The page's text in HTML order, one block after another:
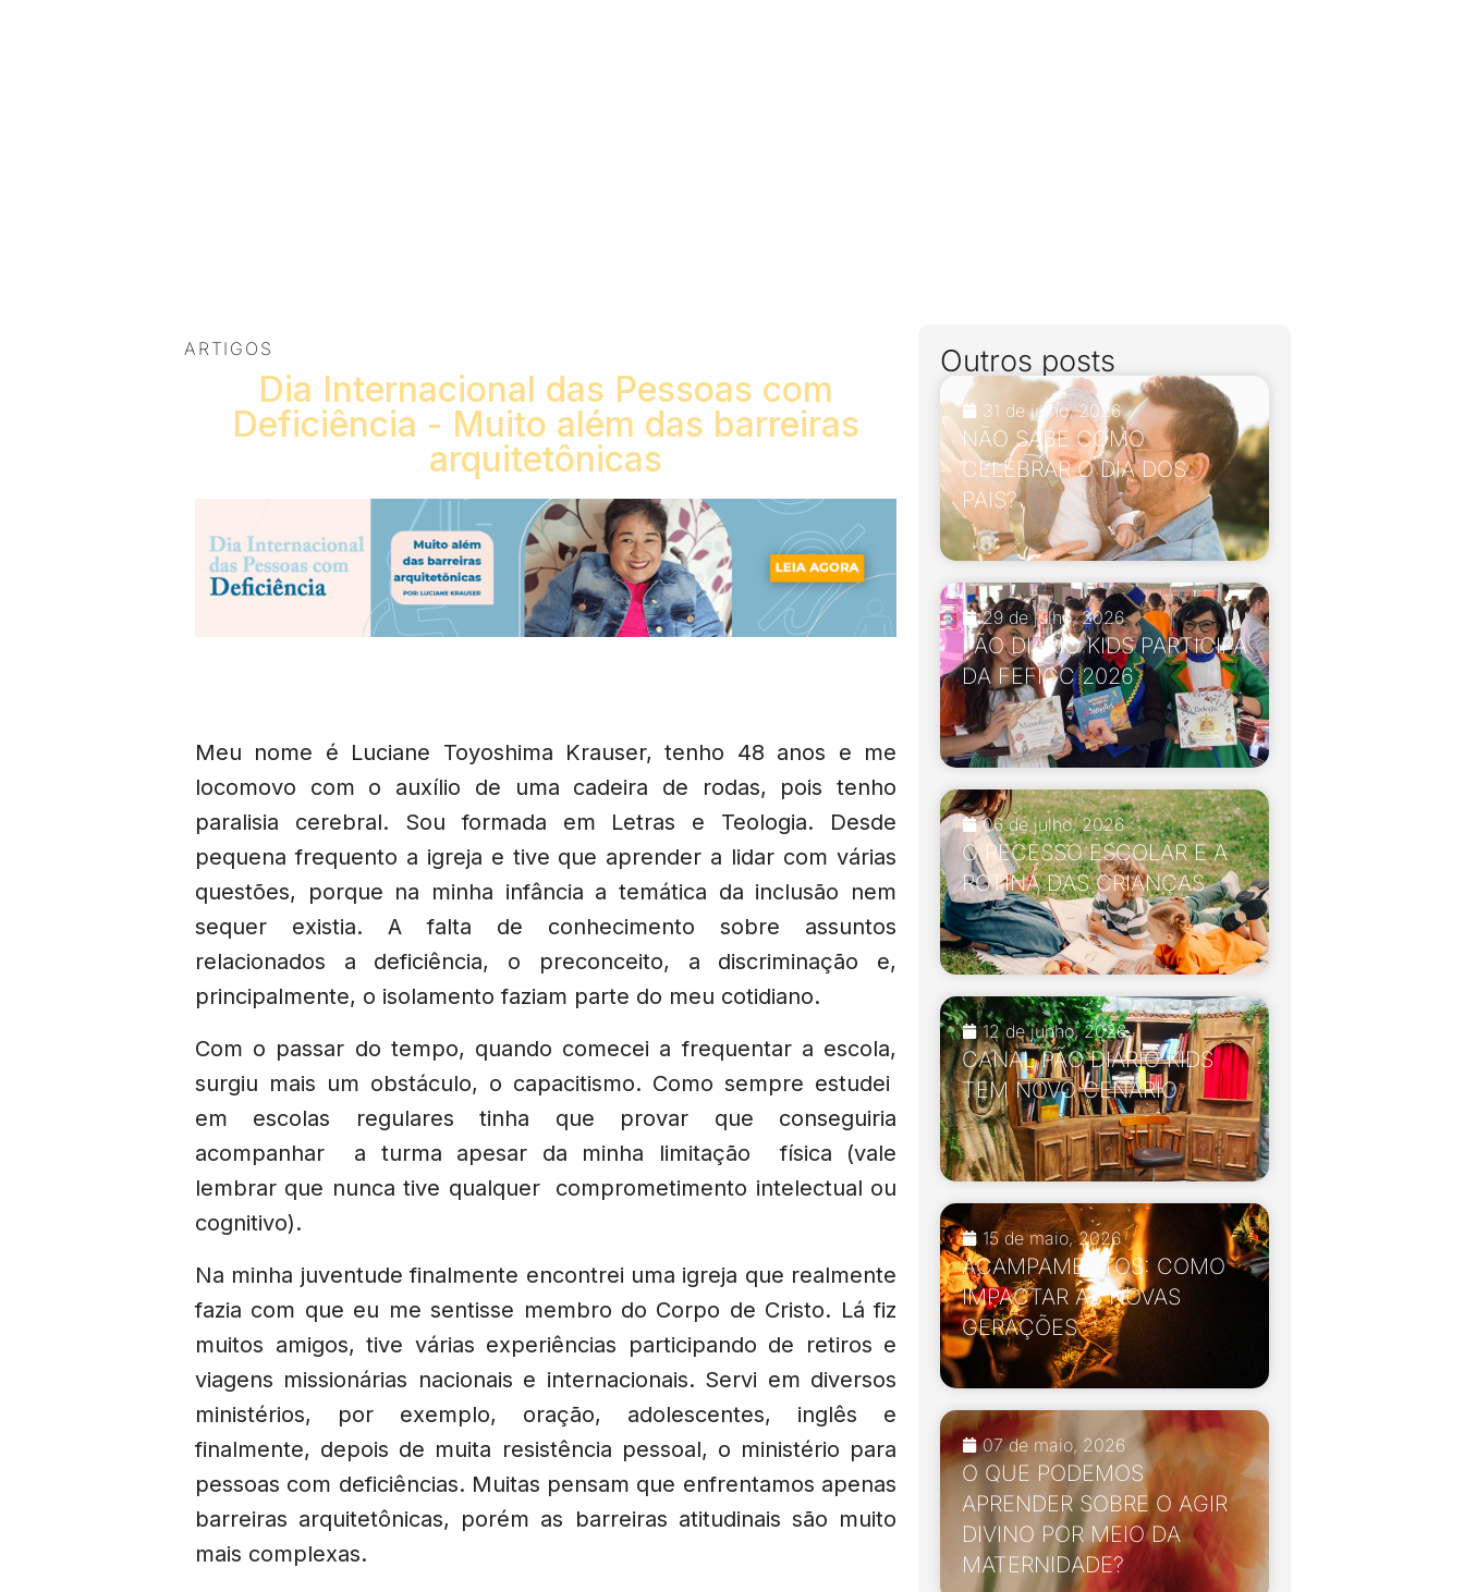
ARTIGOS
Dia Internacional das Pessoas com
Deficiência - Muito além das barreiras
arquitetônicas
Meu nome é Luciane Toyoshima Krauser, tenho 48 anos e me
locomovo com o auxílio de uma cadeira de rodas, pois tenho
paralisia cerebral. Sou formada em Letras e Teologia. Desde
pequena frequento a igreja e tive que aprender a lidar com várias
questões, porque na minha infância a temática da inclusão nem
sequer existia. A falta de conhecimento sobre assuntos
relacionados a deficiência, o preconceito, a discriminação e,
principalmente, o isolamento faziam parte do meu cotidiano.
Com o passar do tempo, quando comecei a frequentar a escola,
surgiu mais um obstáculo, o capacitismo. Como sempre estudei
em escolas regulares tinha que provar que conseguiria
acompanhar a turma apesar da minha limitação física (vale
lembrar que nunca tive qualquer comprometimento intelectual ou
cognitivo).
Na minha juventude finalmente encontrei uma igreja que realmente
fazia com que eu me sentisse membro do Corpo de Cristo. Lá fiz
muitos amigos, tive várias experiências participando de retiros e
viagens missionárias nacionais e internacionais. Servi em diversos
ministérios, por exemplo, oração, adolescentes, inglês e
finalmente, depois de muita resistência pessoal, o ministério para
pessoas com deficiências. Muitas pensam que enfrentamos apenas
barreiras arquitetônicas, porém as barreiras atitudinais são muito
mais complexas.
Outros posts
31 de julho, 2026
NÃO SABE COMO
CELEBRAR O DIA DOS
PAIS?
29 de julho, 2026
PÃO DIÁRIO KIDS PARTICIPA
DA FEFICC 2026
06 de julho, 2026
O RECESSO ESCOLAR E A
ROTINA DAS CRIANÇAS
12 de junho, 2026
CANAL PÃO DIÁRIO KIDS
TEM NOVO CENÁRIO
15 de maio, 2026
ACAMPAMENTOS: COMO
IMPACTAR AS NOVAS
GERAÇÕES
07 de maio, 2026
O QUE PODEMOS
APRENDER SOBRE O AGIR
DIVINO POR MEIO DA
MATERNIDADE?